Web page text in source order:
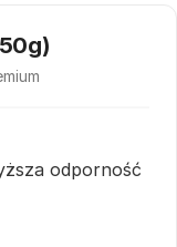
odporność